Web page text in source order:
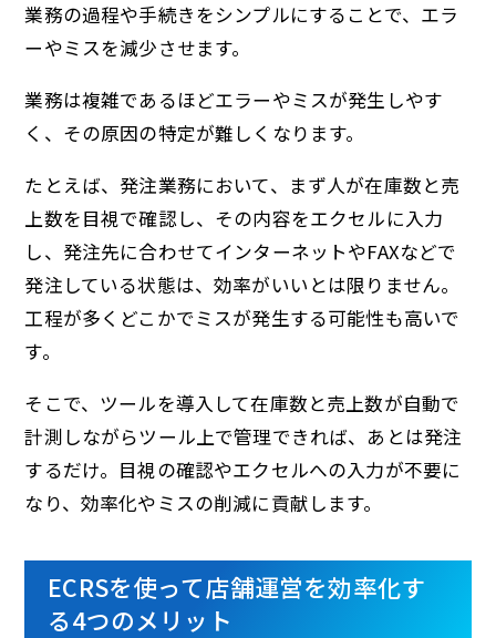
業務の過程や手続きをシンプルにすることで、エラ
ーやミスを減少させます。
業務は複雑であるほどエラーやミスが発生しやす
く、その原因の特定が難しくなります。
たとえば、発注業務において、まず人が在庫数と売
上数を目視で確認し、その内容をエクセルに入力
し、発注先に合わせてインターネットやFAXなどで
発注している状態は、効率がいいとは限りません。
工程が多くどこかでミスが発生する可能性も高いで
す。
そこで、ツールを導入して在庫数と売上数が自動で
計測しながらツール上で管理できれば、あとは発注
するだけ。目視の確認やエクセルへの入力が不要に
なり、効率化やミスの削減に貢献します。
ECRSを使って店舗運営を効率化す
る4つのメリット